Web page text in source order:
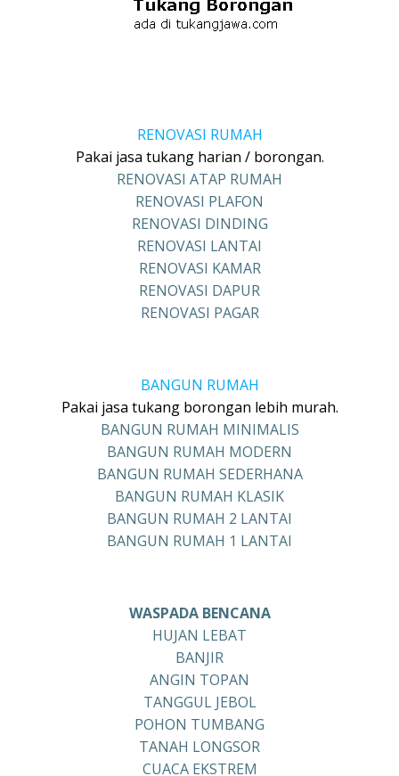
RENOVASI RUMAH
Pakai jasa tukang harian / borongan.
RENOVASI ATAP RUMAH
RENOVASI PLAFON
RENOVASI DINDING
RENOVASI LANTAI
RENOVASI KAMAR
RENOVASI DAPUR
RENOVASI PAGAR
BANGUN RUMAH
Pakai jasa tukang borongan lebih murah.
BANGUN RUMAH MINIMALIS
BANGUN RUMAH MODERN
BANGUN RUMAH SEDERHANA
BANGUN RUMAH KLASIK
BANGUN RUMAH 2 LANTAI
BANGUN RUMAH 1 LANTAI
WASPADA BENCANA
HUJAN LEBAT
BANJIR
ANGIN TOPAN
TANGGUL JEBOL
POHON TUMBANG
TANAH LONGSOR
CUACA EKSTREM